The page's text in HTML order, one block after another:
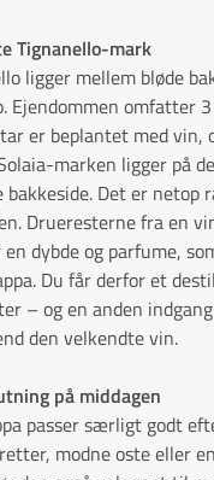
Tignanello-mark
ligger mellem bløde
Ejendommen omfatter
er beplantet med vin,
marken ligger på
bakkeside. Det er netop
Drueresterne fra en
dybde og parfume,
Du får derfor et
– og en anden
den velkendte vin.
på middagen
passer særligt godt
modne oste eller